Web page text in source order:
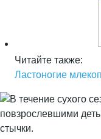
Читайте также:
Ластоногие